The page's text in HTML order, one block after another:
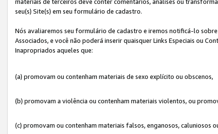
materiais de terceiros deve conter comentários, análises ou
seu(s) Site(s) em seu formulário de cadastro.
Nós avaliaremos seu formulário de cadastro e iremos notificá-lo
Associados, e você não poderá inserir quaisquer Links Especiais ou
Inapropriados aqueles que:
(a) promovam ou contenham materiais de sexo explícito ou obscenos,
(b) promovam a violência ou contenham materiais violentos, ou
(c) promovam ou contenham materiais falsos, enganosos, caluniosos